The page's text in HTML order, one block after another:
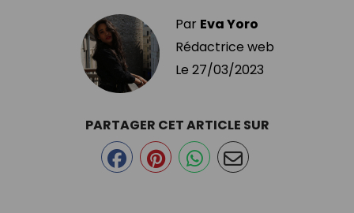
Par Eva Yoro
Rédactrice web
Le 27/03/2023
PARTAGER CET ARTICLE SUR